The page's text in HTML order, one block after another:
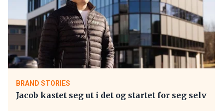
BRAND STORIES
Jacob kastet seg ut i det og startet for seg selv